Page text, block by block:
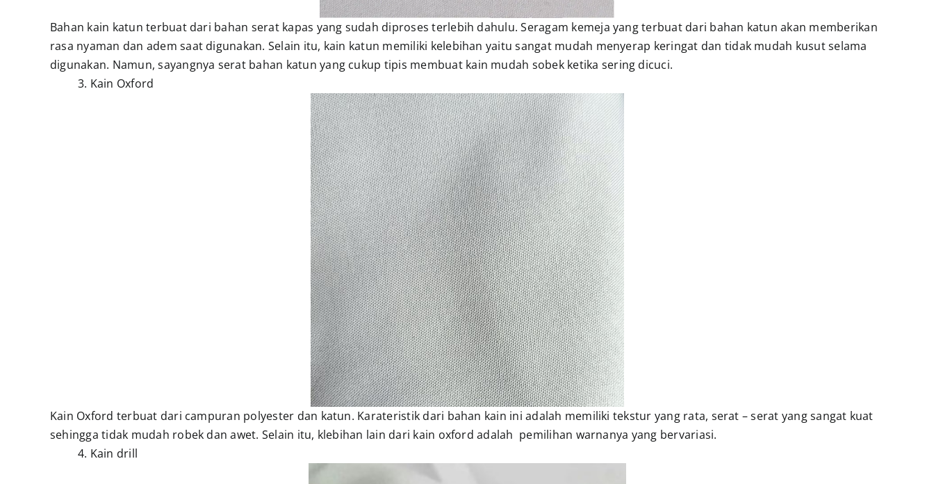
Bahan kain katun terbuat dari bahan serat kapas yang sudah diproses terlebih dahulu. Seragam kemeja yang terbuat dari bahan katun akan memberikan
rasa nyaman dan adem saat digunakan. Selain itu, kain katun memiliki kelebihan yaitu sangat mudah menyerap keringat dan tidak mudah kusut selama
digunakan. Namun, sayangnya serat bahan katun yang cukup tipis membuat kain mudah sobek ketika sering dicuci.
3. Kain Oxford
Kain Oxford terbuat dari campuran polyester dan katun. Karateristik dari bahan kain ini adalah memiliki tekstur yang rata, serat – serat yang sangat kuat
sehingga tidak mudah robek dan awet. Selain itu, klebihan lain dari kain oxford adalah pemilihan warnanya yang bervariasi.
4. Kain drill